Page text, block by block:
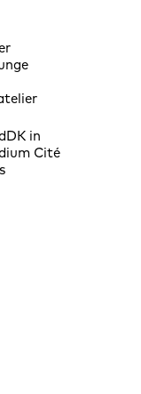
in
Cité